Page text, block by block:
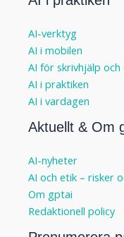
AI-verktyg
AI i mobilen
AI för skrivhjälp
AI i praktiken
AI i vardagen
Aktuellt & Om
AI-nyheter
AI och etik – risker
Om gptai
Redaktionell policy